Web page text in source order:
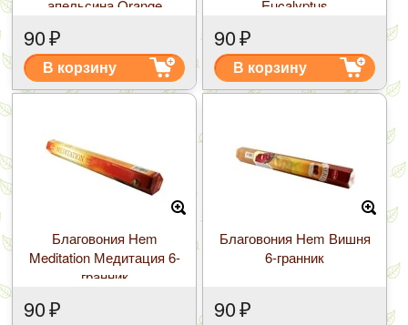
апельсина Orange
90₽
В корзину
Eucalyptus
90₽
В корзину
Благовония Hem
Meditation Медитация 6-
гранник
90₽
Благовония Hem Вишня
6-гранник
90₽